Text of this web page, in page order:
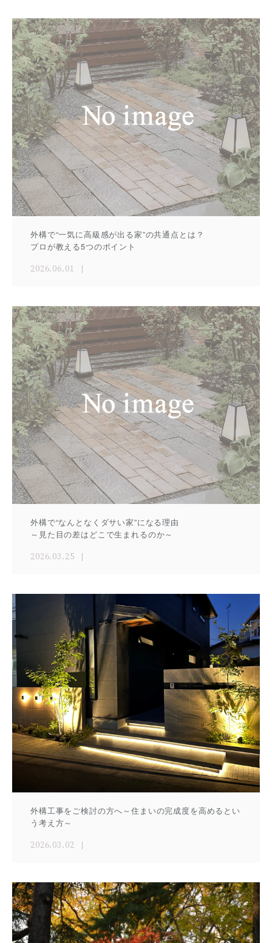
外構で“一気に高級感が出る家”の共通点とは？
プロが教える5つのポイント
2026.06.01
外構で“なんとなくダサい家”になる理由
～見た目の差はどこで生まれるのか～
2026.03.25
外構工事をご検討の方へ～住まいの完成度を高めるとい
う考え方～
2026.03.02